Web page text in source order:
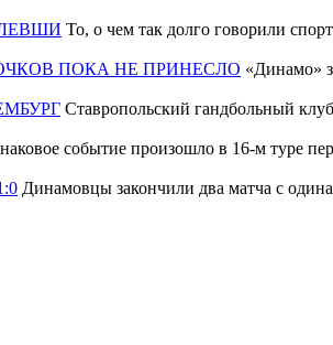
То, о чем так долго говорили
ПОКА НЕ ПРИНЕСЛО «Динамо»
Ставропольский гандбольный
событие произошло в 16-м туре
Динамовцы закончили два матча с